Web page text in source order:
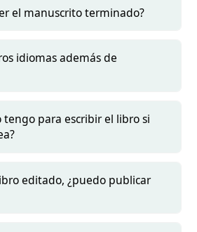
el manuscrito terminado?
idiomas además de
para escribir el libro si
editado, ¿puedo publicar